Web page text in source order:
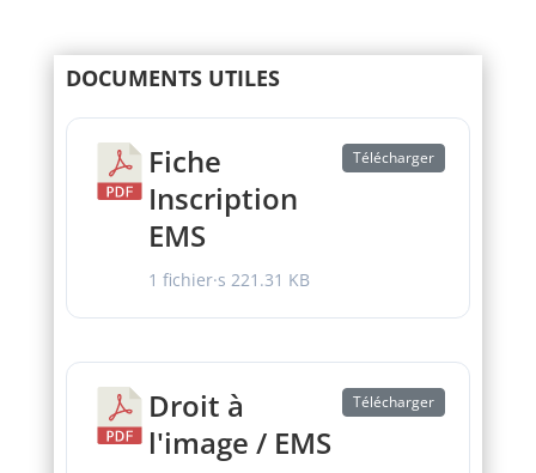
DOCUMENTS UTILES
Fiche
Inscription
EMS
1 fichier·s 221.31 KB
Télécharger
Droit à
l'image / EMS
Télécharger